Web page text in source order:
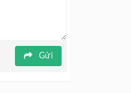
Gửi